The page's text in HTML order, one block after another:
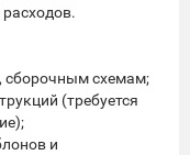
сборочным схемам;
(требуется
и